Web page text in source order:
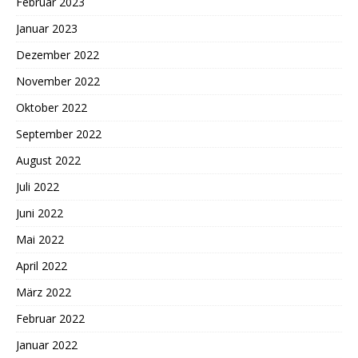
Januar 2023
Dezember 2022
November 2022
Oktober 2022
September 2022
August 2022
Juli 2022
Juni 2022
Mai 2022
April 2022
März 2022
Februar 2022
Januar 2022